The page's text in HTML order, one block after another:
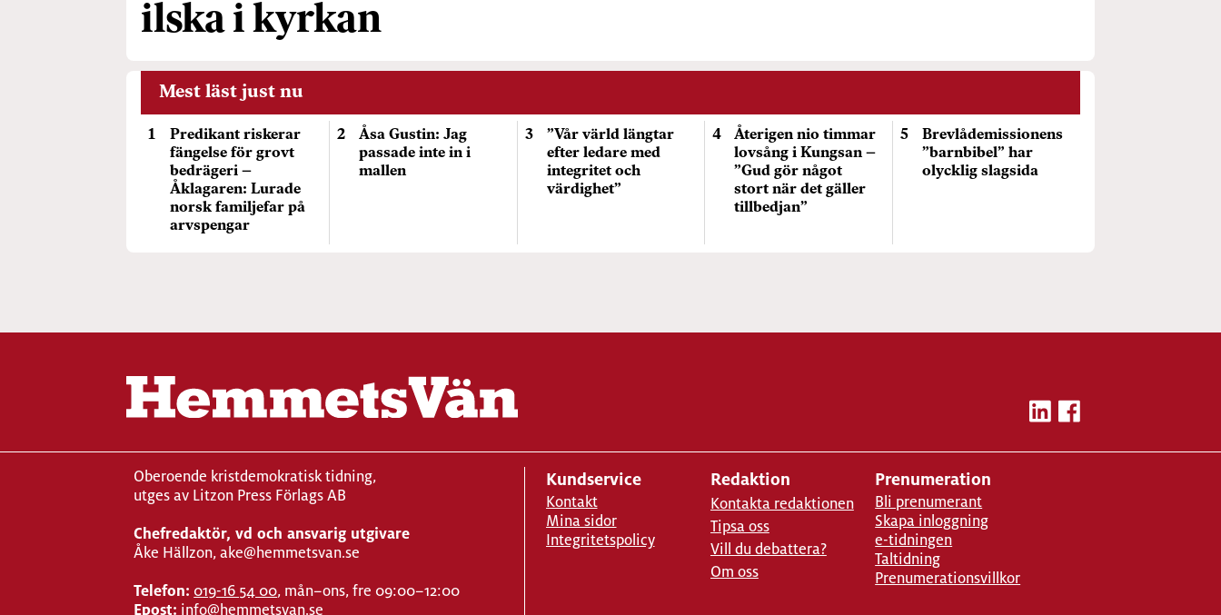
ilska i kyrkan
Mest läst just nu
Predikant riskerar
fängelse för grovt
bedrägeri –
Åklagaren: Lurade
norsk familjefar på
arvspengar
Åsa Gustin: Jag
passade inte in i
mallen
”Vår värld längtar
efter ledare med
integritet och
värdighet”
Återigen nio timmar
lovsång i Kungsan –
”Gud gör något
stort när det gäller
tillbedjan”
Brevlådemissionens
”barnbibel” har
olycklig slagsida
Oberoende kristdemokratisk tidning,
utges av Litzon Press Förlags AB
Chefredaktör, vd och ansvarig utgivare
Åke Hällzon, ake@hemmetsvan.se
Telefon: 019-16 54 00, mån–ons, fre 09:00–12:00
Epost: info@hemmetsvan.se
Kundservice
Kontakt
Mina sidor
Integritetspolicy
Redaktion
Kontakta redaktionen
Tipsa oss
Vill du debattera?
Om oss
Prenumeration
Bli prenumerant
Skapa inloggning
e-tidningen
Taltidning
Prenumerationsvillkor